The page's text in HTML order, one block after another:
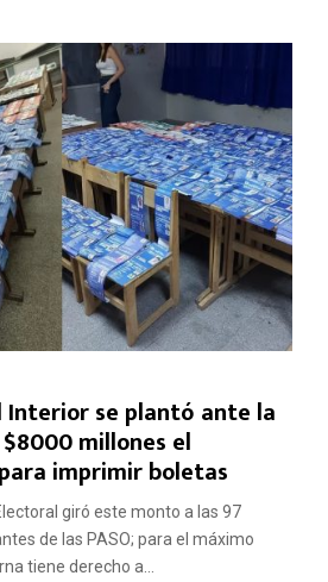
Interior se plantó ante la
millones el
imprimir boletas
giró este monto a las 97
de las PASO; para el máximo
tiene derecho a...